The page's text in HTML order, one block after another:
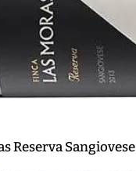
Reserva Sangiovese